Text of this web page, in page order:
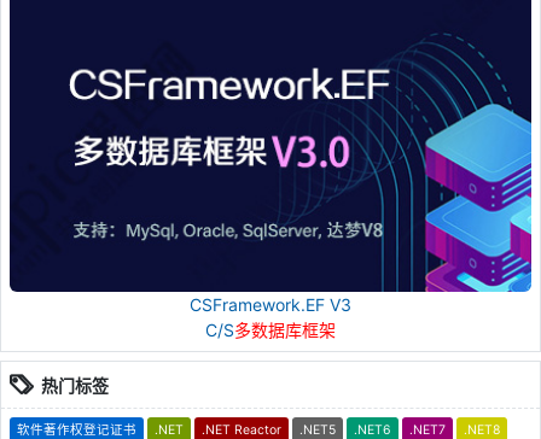
CSFramework.EF V3
C/S多数据库框架
热门标签
软件著作权登记证书 .NET .NET Reactor .NET5 .NET6 .NET7 .NET8